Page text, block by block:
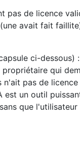
pas de licence
avait fait
ci-dessous)
propriétaire qui
n'ait pas de
un outil
que l'utilisateur